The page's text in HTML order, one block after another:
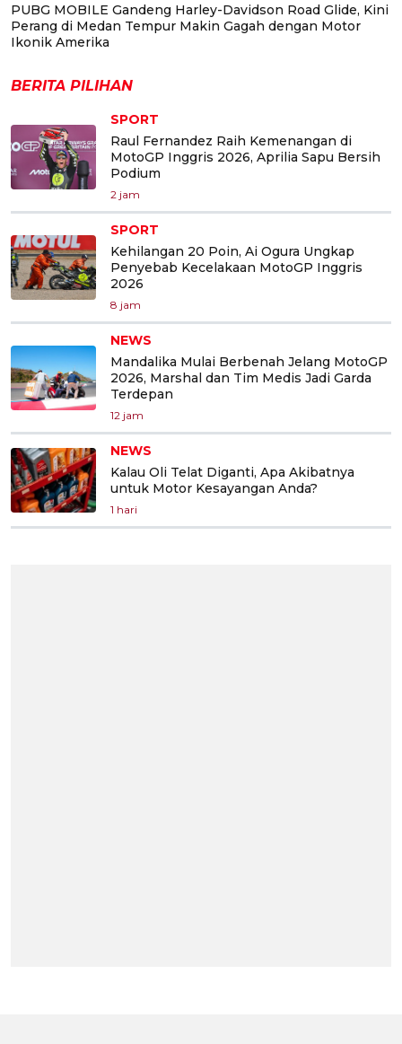
PUBG MOBILE Gandeng Harley-Davidson Road Glide, Kini
Perang di Medan Tempur Makin Gagah dengan Motor
Ikonik Amerika
BERITA PILIHAN
SPORT
Raul Fernandez Raih Kemenangan di
MotoGP Inggris 2026, Aprilia Sapu Bersih
Podium
2 jam
SPORT
Kehilangan 20 Poin, Ai Ogura Ungkap
Penyebab Kecelakaan MotoGP Inggris
2026
8 jam
NEWS
Mandalika Mulai Berbenah Jelang MotoGP
2026, Marshal dan Tim Medis Jadi Garda
Terdepan
12 jam
NEWS
Kalau Oli Telat Diganti, Apa Akibatnya
untuk Motor Kesayangan Anda?
1 hari